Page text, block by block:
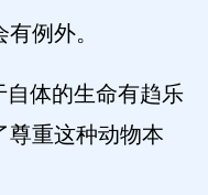
例外。
自体的生命有趋乐
尊重这种动物本